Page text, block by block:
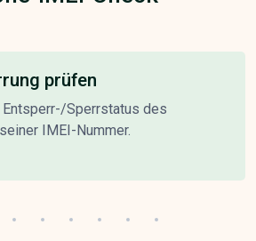
prüfen
Entsperr-/Sperrstatus des
IMEI-Nummer.